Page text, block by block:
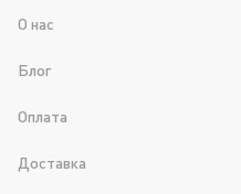
О нас
Блог
Оплата
Доставка